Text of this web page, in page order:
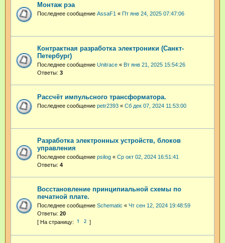
Монтаж рэа
Последнее сообщение AssaF1 « Пт янв 24, 2025 07:47:06
Контрактная разработка электроники (Санкт-
Петербург)
Последнее сообщение Unitrace « Вт янв 21, 2025 15:54:26
Ответы: 3
Рассчёт импульсного трансформатора.
Последнее сообщение petr2393 « Сб дек 07, 2024 11:53:00
Разработка электронных устройств, блоков
управления
Последнее сообщение psilog « Ср окт 02, 2024 16:51:41
Ответы: 4
Восстановление принципиальной схемы по
печатной плате.
Последнее сообщение Schematic « Чт сен 12, 2024 19:48:59
Ответы: 20
1 2